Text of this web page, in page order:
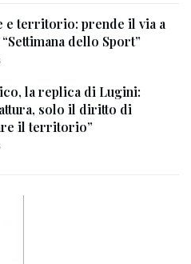
e territorio: prende il via a
dello Sport”
la replica di Lugini:
solo il diritto di
il territorio”